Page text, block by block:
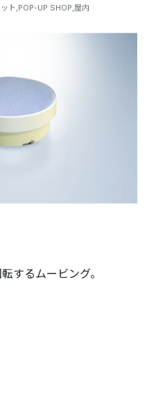
ト,POP-UP SHOP,屋内
するムービング。